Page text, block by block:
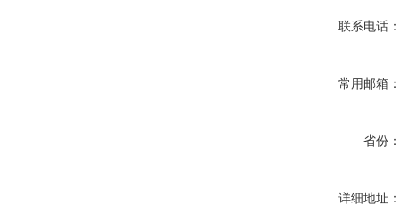
联系电话：
常用邮箱：
省份：
详细地址：